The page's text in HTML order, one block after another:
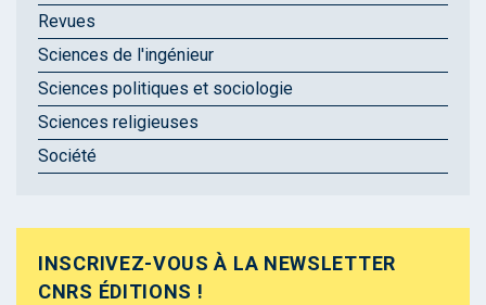
Revues
Sciences de l'ingénieur
Sciences politiques et sociologie
Sciences religieuses
Société
INSCRIVEZ-VOUS À LA NEWSLETTER
CNRS ÉDITIONS !